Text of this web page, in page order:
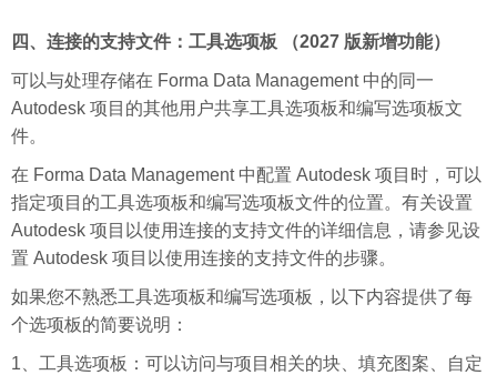
四、连接的支持文件：工具选项板 （2027 版新增功能）
可以与处理存储在 Forma Data Management 中的同一
Autodesk 项目的其他用户共享工具选项板和编写选项板文
件。
在 Forma Data Management 中配置 Autodesk 项目时，可以
指定项目的工具选项板和编写选项板文件的位置。有关设置
Autodesk 项目以使用连接的支持文件的详细信息，请参见设
置 Autodesk 项目以使用连接的支持文件的步骤。
如果您不熟悉工具选项板和编写选项板，以下内容提供了每
个选项板的简要说明：
1、工具选项板：可以访问与项目相关的块、填充图案、自定